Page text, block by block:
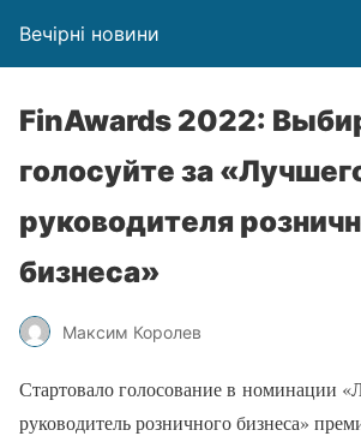
Вечірні новини
FinAwards 2022:
голосуйте за
руководителя
бизнеса»
Максим Королев
Стартовало голосование в номинации
руководитель розничного бизнеса»